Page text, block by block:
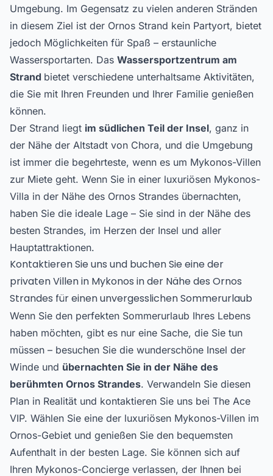
Umgebung. Im Gegensatz zu vielen anderen Stränden
in diesem Ziel ist der Ornos Strand kein Partyort, bietet
jedoch Möglichkeiten für Spaß – erstaunliche
Wassersportarten. Das Wassersportzentrum am
Strand bietet verschiedene unterhaltsame Aktivitäten,
die Sie mit Ihren Freunden und Ihrer Familie genießen
können.
Der Strand liegt im südlichen Teil der Insel, ganz in
der Nähe der Altstadt von Chora, und die Umgebung
ist immer die begehrteste, wenn es um Mykonos-Villen
zur Miete geht. Wenn Sie in einer luxuriösen Mykonos-
Villa in der Nähe des Ornos Strandes übernachten,
haben Sie die ideale Lage – Sie sind in der Nähe des
besten Strandes, im Herzen der Insel und aller
Hauptattraktionen.
Kontaktieren Sie uns und buchen Sie eine der
privaten Villen in Mykonos in der Nähe des Ornos
Strandes für einen unvergesslichen Sommerurlaub
Wenn Sie den perfekten Sommerurlaub Ihres Lebens
haben möchten, gibt es nur eine Sache, die Sie tun
müssen – besuchen Sie die wunderschöne Insel der
Winde und übernachten Sie in der Nähe des
berühmten Ornos Strandes. Verwandeln Sie diesen
Plan in Realität und kontaktieren Sie uns bei The Ace
VIP. Wählen Sie eine der luxuriösen Mykonos-Villen im
Ornos-Gebiet und genießen Sie den bequemsten
Aufenthalt in der besten Lage. Sie können sich auf
Ihren Mykonos-Concierge verlassen, der Ihnen bei